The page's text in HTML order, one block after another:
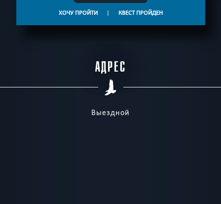
ХОЧУ ПРОЙТИ | КВЕСТ ПРОЙДЕН
АДРЕС
Выездной